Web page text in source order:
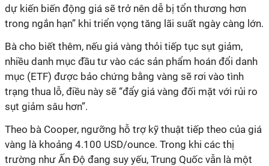
dự kiến biến động giá sẽ trở nên dễ bị tổn thương hơn
trong ngắn hạn” khi triển vọng tăng lãi suất ngày càng lớn.
Bà cho biết thêm, nếu giá vàng thỏi tiếp tục sụt giảm,
nhiều danh mục đầu tư vào các sản phẩm hoán đổi danh
mục (ETF) được bảo chứng bằng vàng sẽ rơi vào tình
trạng thua lỗ, điều này sẽ “đẩy giá vàng đối mặt với rủi ro
sụt giảm sâu hơn”.
Theo bà Cooper, ngưỡng hỗ trợ kỹ thuật tiếp theo của giá
vàng là khoảng 4.100 USD/ounce. Trong khi các thị
trường như Ấn Độ đang suy yếu, Trung Quốc vẫn là một